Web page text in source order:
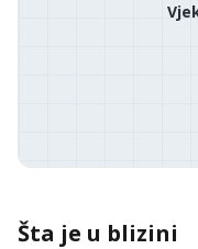
Šta je u blizini